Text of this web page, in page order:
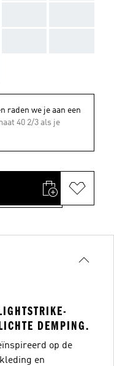
raden we je aan een
40 2/3 als je
DEMPING.
op de
en